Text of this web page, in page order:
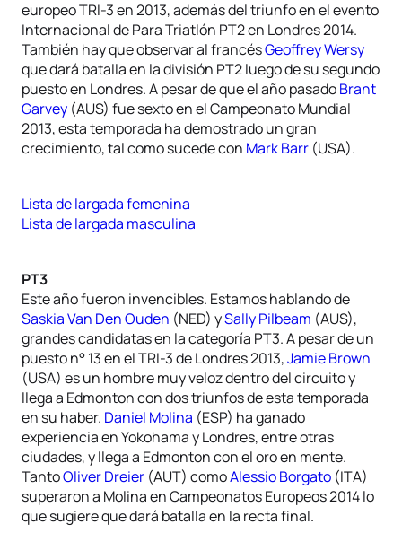
europeo TRI-3 en 2013, además del triunfo en el evento
Internacional de Para Triatlón PT2 en Londres 2014.
También hay que observar al francésGeoffrey Wersy
que dará batalla en la división PT2 luego de su segundo
puesto en Londres. A pesar de que el año pasadoBrant
Garvey (AUS) fue sexto en el Campeonato Mundial
2013, esta temporada ha demostrado un gran
crecimiento, tal como sucede con Mark Barr (USA).
Lista de largada femenina
Lista de largada masculina
PT3
Este año fueron invencibles. Estamos hablando de
Saskia Van Den Ouden (NED) ySally Pilbeam (AUS),
grandes candidatas en la categoría PT3. A pesar de un
puesto n° 13 en el TRI-3 de Londres 2013,Jamie Brown
(USA) es un hombre muy veloz dentro del circuito y
llega a Edmonton con dos triunfos de esta temporada
en su haber. Daniel Molina (ESP) ha ganado
experiencia en Yokohama y Londres, entre otras
ciudades, y llega a Edmonton con el oro en mente.
TantoOliver Dreier (AUT) comoAlessio Borgato (ITA)
superaron a Molina en Campeonatos Europeos 2014 lo
que sugiere que dará batalla en la recta final.